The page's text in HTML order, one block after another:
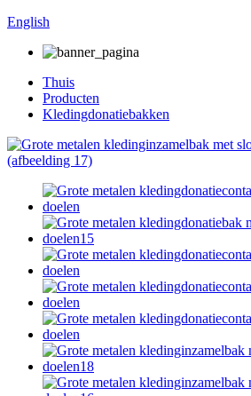
English
Thuis
Producten
Kledingdonatiebakken